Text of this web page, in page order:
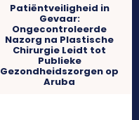
Patiëntveiligheid in
Gevaar:
Ongecontroleerde
Nazorg na Plastische
Chirurgie Leidt tot
Publieke
Gezondheidszorgen op
Aruba